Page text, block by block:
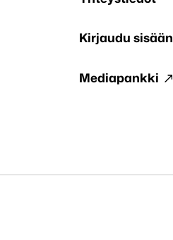
Kirjaudu sisään
Mediapankki